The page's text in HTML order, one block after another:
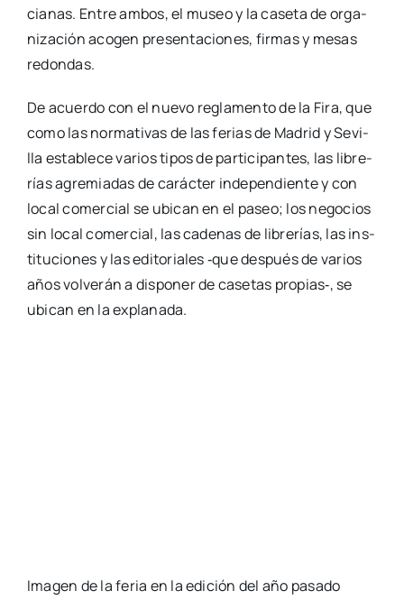
cia­nas. Entre ambos, el museo y la case­ta de orga­
ni­za­ción aco­gen pre­sen­ta­cio­nes, fir­mas y mesas
redon­das.
De acuer­do con el nue­vo regla­men­to de la Fira, que
como las nor­ma­ti­vas de las ferias de Madrid y Sevi­
lla esta­ble­ce varios tipos de par­ti­ci­pan­tes, las libre­
rías agre­mia­das de carác­ter inde­pen­dien­te y con
local comer­cial se ubi­can en el paseo; los nego­cios
sin local comer­cial, las cade­nas de libre­rías, las ins­
ti­tu­cio­nes y las edi­to­ria­les ‑que des­pués de varios
años vol­ve­rán a dis­po­ner de case­tas propias‑, se
ubi­can en la expla­na­da.
Ima­gen de la feria en la edi­ción del año pasa­do